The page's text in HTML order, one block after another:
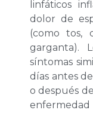
linfáticos
dolor de
(como tos,
garganta).
síntomas
días antes
o después